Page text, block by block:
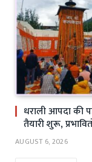
धराली आपदा की
तैयारी शुरू,
AUGUST 6, 2026